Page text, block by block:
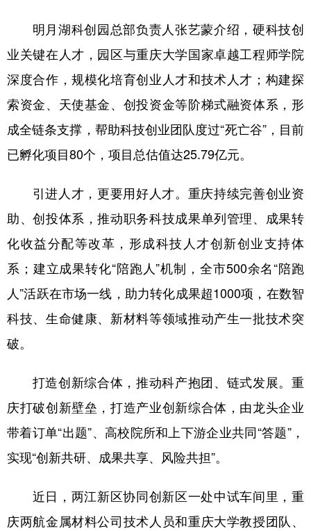
明月湖科创园总部负责人张艺蒙介绍，硬科技创
业关键在人才，园区与重庆大学国家卓越工程师学院
深度合作，规模化培育创业人才和技术人才；构建探
索资金、天使基金、创投资金等阶梯式融资体系，形
成全链条支撑，帮助科技创业团队度过“死亡谷”，目前
已孵化项目80个，项目总估值达25.79亿元。
引进人才，更要用好人才。重庆持续完善创业资
助、创投体系，推动职务科技成果单列管理、成果转
化收益分配等改革，形成科技人才创新创业支持体
系；建立成果转化“陪跑人”机制，全市500余名“陪跑
人”活跃在市场一线，助力转化成果超1000项，在数智
科技、生命健康、新材料等领域推动产生一批技术突
破。
打造创新综合体，推动科产抱团、链式发展。重
庆打破创新壁垒，打造产业创新综合体，由龙头企业
带着订单“出题”、高校院所和上下游企业共同“答题”，
实现“创新共研、成果共享、风险共担”。
近日，两江新区协同创新区一处中试车间里，重
庆两航金属材料公司技术人员和重庆大学教授团队、